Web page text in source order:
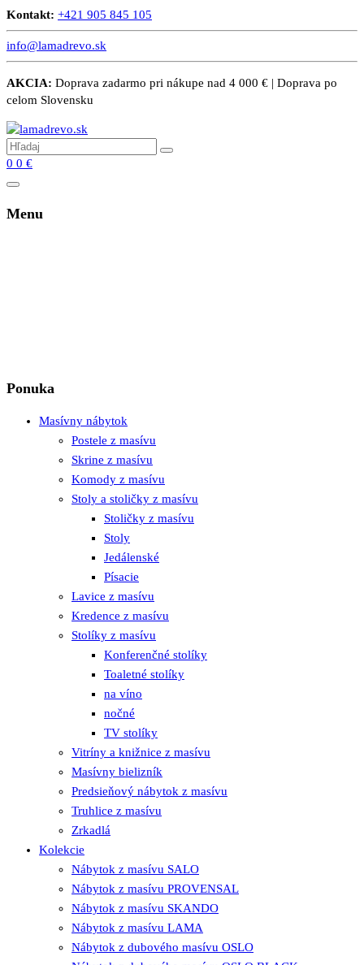
Kontakt: +421 905 845 105
info@lamadrevo.sk
AKCIA: Doprava zadarmo pri nákupe nad 4 000 € | Doprava po
celom Slovensku
0 0 €
Menu
Ponuka
Masívny nábytok
Postele z masívu
Skrine z masívu
Komody z masívu
Stoly a stoličky z masívu
Stoličky z masívu
Stoly
Jedálenské
Písacie
Lavice z masívu
Kredence z masívu
Stolíky z masívu
Konferenčné stolíky
Toaletné stolíky
na víno
nočné
TV stolíky
Vitríny a knižnice z masívu
Masívny bielizník
Predsieňový nábytok z masívu
Truhlice z masívu
Zrkadlá
Kolekcie
Nábytok z masívu SALO
Nábytok z masívu PROVENSAL
Nábytok z masívu SKANDO
Nábytok z masívu LAMA
Nábytok z dubového masívu OSLO